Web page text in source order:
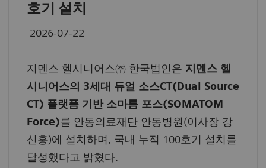
호기 설치
2026-07-22
지멘스 헬시니어스㈜ 한국법인은 지멘스 헬
시니어스의 3세대 듀얼 소스CT(Dual Source
CT) 플랫폼 기반 소마톰 포스(SOMATOM
Force)를 안동의료재단 안동병원(이사장 강
신홍)에 설치하며, 국내 누적 100호기 설치를
달성했다고 밝혔다.